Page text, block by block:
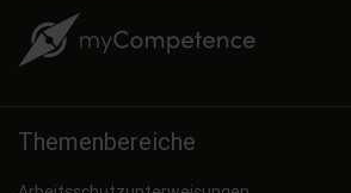
Themenbereiche